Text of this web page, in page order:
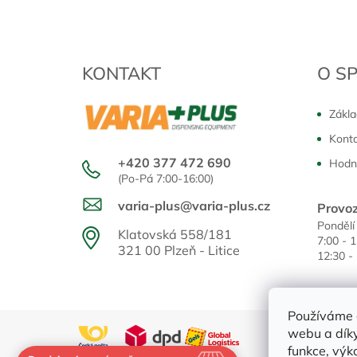
webu a
funkce,
KONTAKT
+420 377 472 690
(Po-Pá 7:00-16:00)
varia-plus@varia-plus.cz
Klatovská 558/181
321 00 Plzeň - Litice
O
7:00 -
12:30 -